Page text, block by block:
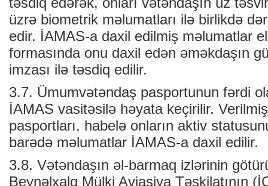
üzrə biometrik məlumatları ilə birlikdə
edir. İAMAS-a daxil edilmiş məlumatlar
formasında onu daxil edən əməkdaşın
imzası ilə təsdiq edilir.
3.7. Ümumvətəndaş pasportunun fərdi
İAMAS vasitəsilə həyata keçirilir.
pasportları, habelə onların aktiv
barədə məlumatlar İAMAS-a daxil edilir.
3.8. Vətəndaşın əl-barmaq izlərinin
Beynəlxalq Mülki Aviasiya Təşkilatının